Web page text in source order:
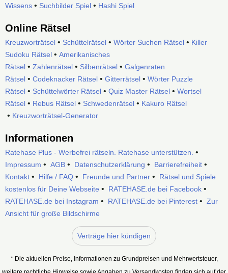
Wissens • Suchbilder Spiel • Hashi Spiel
Online Rätsel
Kreuzworträtsel • Schüttelrätsel • Wörter Suchen Rätsel • Killer
Sudoku Rätsel • Amerikanisches
Rätsel • Zahlenrätsel • Silbenrätsel • Galgenraten
Rätsel • Codeknacker Rätsel • Gitterrätsel • Wörter Puzzle
Rätsel • Schüttelwörter Rätsel • Quiz Master Rätsel • Wortsel
Rätsel • Rebus Rätsel • Schwedenrätsel • Kakuro Rätsel
• Kreuzworträtsel-Generator
Informationen
Ratehase Plus - Werbefrei rätseln. Ratehase unterstützen. •
Impressum • AGB • Datenschutzerklärung • Barrierefreiheit •
Kontakt • Hilfe / FAQ • Freunde und Partner • Rätsel und Spiele
kostenlos für Deine Webseite • RATEHASE.de bei Facebook •
RATEHASE.de bei Instagram • RATEHASE.de bei Pinterest • Zur
Ansicht für große Bildschirme
Verträge hier kündigen
* Die aktuellen Preise, Informationen zu Grundpreisen und Mehrwertsteuer,